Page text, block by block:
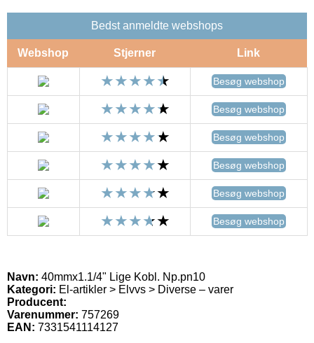
Bedst anmeldte webshops
Webshop Stjerner Link
Besøg webshop
Besøg webshop
Besøg webshop
Besøg webshop
Besøg webshop
Besøg webshop
Navn: 40mmx1.1/4" Lige Kobl. Np.pn10
Kategori: El-artikler > Elvvs > Diverse – varer
Producent:
Varenummer: 757269
EAN: 7331541114127